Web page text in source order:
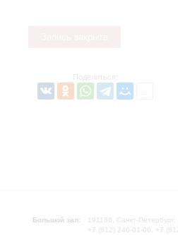
Поделиться:
Большой зал:
191186, Санкт-
+7 (812) 240-01-00, +7